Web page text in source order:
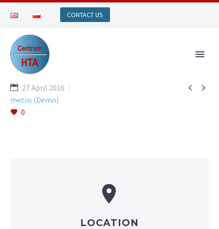
 
27 April 2016
metro (Demo)
0


LOCATION